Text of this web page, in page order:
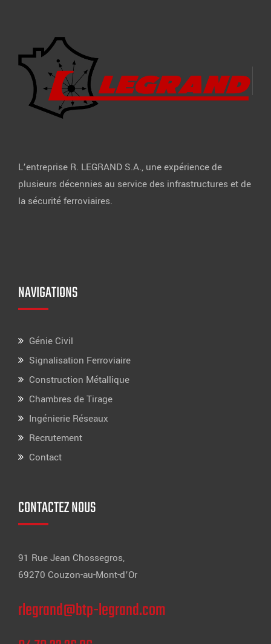
L’entreprise R. LEGRAND S.A., une expérience de
plusieurs décennies au service des infrastructures et de
la sécurité ferroviaires.
NAVIGATIONS
Génie Civil
Signalisation Ferroviaire
Construction Métallique
Chambres de Tirage
Ingénierie Réseaux
Recrutement
Contact
CONTACTEZ NOUS
91 Rue Jean Chossegros,
69270 Couzon-au-Mont-d’Or
rlegrand@btp-legrand.com